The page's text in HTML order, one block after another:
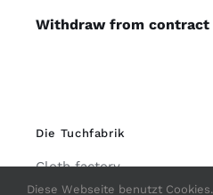
Withdraw from contract
Die Tuchfabrik
Cloth factory
Diese Webseite benutzt Cookies.